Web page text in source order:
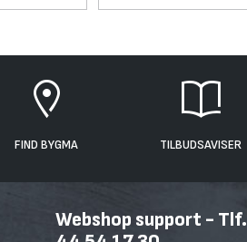
FIND BYGMA TILBUDSAVISER
Webshop support - Tlf.